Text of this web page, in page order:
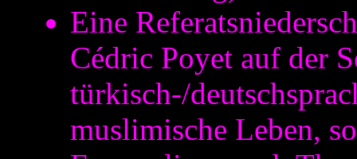
Eine
Cédric Poyet auf der
türkisch-/
muslimische Leben,